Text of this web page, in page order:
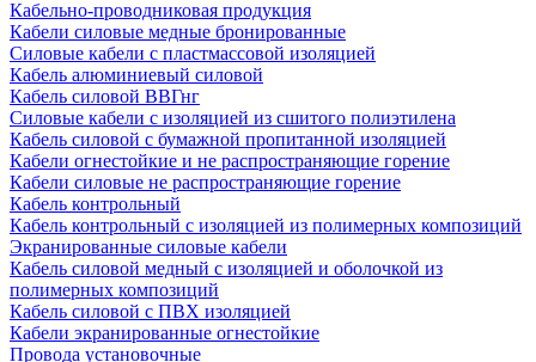
Кабельно-проводниковая продукция
Кабели силовые медные бронированные
Силовые кабели с пластмассовой изоляцией
Кабель алюминиевый силовой
Кабель силовой ВВГнг
Силовые кабели с изоляцией из сшитого полиэтилена
Кабель силовой с бумажной пропитанной изоляцией
Кабели огнестойкие и не распространяющие горение
Кабели силовые не распространяющие горение
Кабель контрольный
Кабель контрольный с изоляцией из полимерных композиций
Экранированные силовые кабели
Кабель силовой медный с изоляцией и оболочкой из
полимерных композиций
Кабель силовой с ПВХ изоляцией
Кабели экранированные огнестойкие
Провода установочные